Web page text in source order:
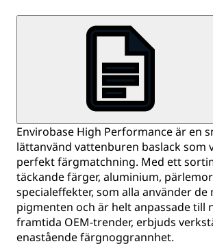
Envirobase High Performance är en
lättanvänd vattenburen baslack som
perfekt färgmatchning. Med ett
täckande färger, aluminium,
specialeffekter, som alla använder
pigmenten och är helt anpassade till
framtida OEM-trender, erbjuds
enastående färgnoggrannhet.